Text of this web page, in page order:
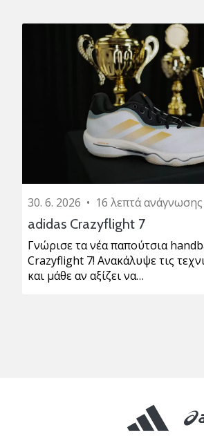
30. 6. 2026 • 16 λεπτά ανάγνωσης
adidas Crazyflight 7
Γνώρισε τα νέα παπούτσια
Crazyflight 7! Ανακάλυψε τις
και μάθε αν αξίζει να…